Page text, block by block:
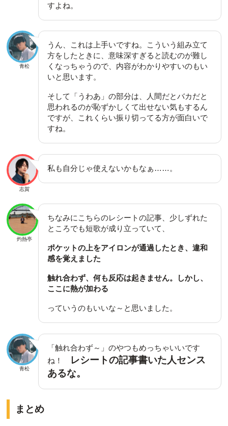
すよね。
青松
うん、これは上手いですね。こういう組み立て
方をしたときに、意味深すぎると読むのが難し
くなっちゃうので、内容がわかりやすいのもい
いと思います。
そして「うわあ」の部分は、人間だとバカだと
思われるのが恥ずかしくて出せない気もするん
ですが、これくらい振り切ってる方が面白いで
すね。
志賀
私も自分じゃ使えないかもなぁ……。
灼熱亭
ちなみにこちらのレシートの記事、少しずれた
ところでも短歌が成り立っていて、
ポケットの上をアイロンが通過したとき、違和
感を覚えました
触れ合わず、何も反応は起きません。しかし、
ここに熱が加わる
っていうのもいいな～と思いました。
青松
「触れ合わず～」のやつもめっちゃいいです
ね！
レシートの記事書いた人センス
あるな。
まとめ